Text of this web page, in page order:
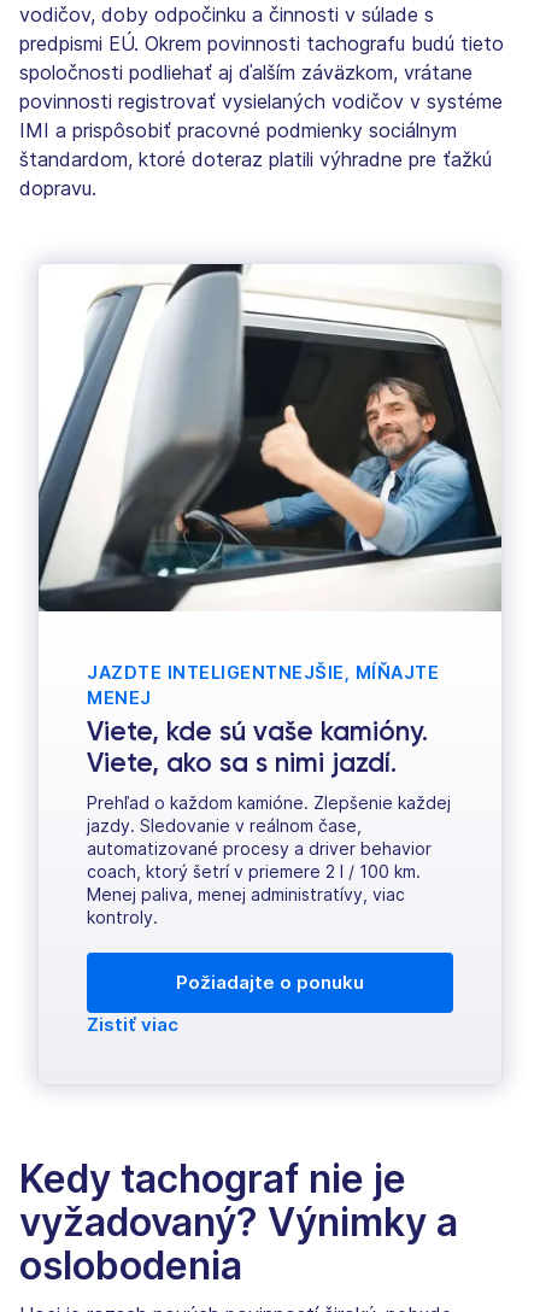
vodičov, doby odpočinku a činnosti v súlade s
predpismi EÚ. Okrem povinnosti tachografu budú tieto
spoločnosti podliehať aj ďalším záväzkom, vrátane
povinnosti registrovať vysielaných vodičov v systéme
IMI a prispôsobiť pracovné podmienky sociálnym
štandardom, ktoré doteraz platili výhradne pre ťažkú
dopravu.
JAZDTE INTELIGENTNEJŠIE, MÍŇAJTE
MENEJ
Viete, kde sú vaše kamióny.
Viete, ako sa s nimi jazdí.
Prehľad o každom kamióne. Zlepšenie každej
jazdy. Sledovanie v reálnom čase,
automatizované procesy a driver behavior
coach, ktorý šetrí v priemere 2 l / 100 km.
Menej paliva, menej administratívy, viac
kontroly.
Požiadajte o ponuku
Zistiť viac
Kedy tachograf nie je
vyžadovaný? Výnimky a
oslobodenia